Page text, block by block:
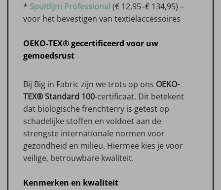
* Spuitlijm Professional (€ 12,95–€ 134,95) –
voor het bevestigen van textielaccessoires
OEKO-TEX® gecertificeerd voor uw
gemoedsrust
Bij Big in Fabric zijn we trots op ons OEKO-
TEX® Standard 100-certificaat. Dit betekent
dat biologische frenchterry is getest op
schadelijke stoffen en voldoet aan de
strengste internationale normen voor
gezondheid en milieu. Hiermee kies je voor
veilige, betrouwbare kwaliteit.
Kenmerken en kwaliteit